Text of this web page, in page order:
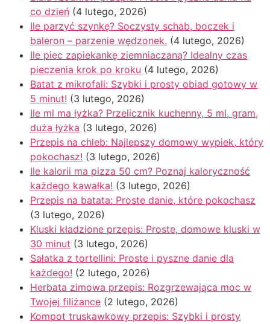
co dzień (4 lutego, 2026)
Ile parzyć szynkę? Soczysty schab, boczek i
baleron – parzenie wędzonek. (4 lutego, 2026)
Ile piec zapiekankę ziemniaczaną? Idealny czas
pieczenia krok po kroku (4 lutego, 2026)
Batat z mikrofali: Szybki i prosty obiad gotowy w
5 minut! (3 lutego, 2026)
Ile ml ma łyżka? Przelicznik kuchenny, 5 ml, gram,
duża łyżka (3 lutego, 2026)
Przepis na chleb: Najlepszy domowy wypiek, który
pokochasz! (3 lutego, 2026)
Ile kalorii ma pizza 50 cm? Poznaj kaloryczność
każdego kawałka! (3 lutego, 2026)
Przepis na batata: Proste danie, które pokochasz
(3 lutego, 2026)
Kluski kładzione przepis: Proste, domowe kluski w
30 minut (3 lutego, 2026)
Sałatka z tortellini: Proste i pyszne danie dla
każdego! (2 lutego, 2026)
Herbata zimowa przepis: Rozgrzewająca moc w
Twojej filiżance (2 lutego, 2026)
Kompot truskawkowy przepis: Szybki i prosty